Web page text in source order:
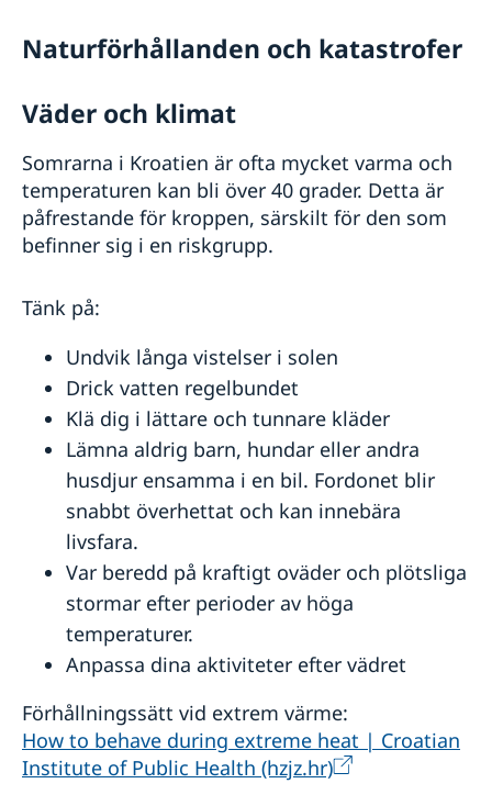
Naturförhållanden och katastrofer
Väder och klimat
Somrarna i Kroatien är ofta mycket varma och
temperaturen kan bli över 40 grader. Detta är
påfrestande för kroppen, särskilt för den som
befinner sig i en riskgrupp.
Tänk på:
Undvik långa vistelser i solen
Drick vatten regelbundet
Klä dig i lättare och tunnare kläder
Lämna aldrig barn, hundar eller andra
husdjur ensamma i en bil. Fordonet blir
snabbt överhettat och kan innebära
livsfara.
Var beredd på kraftigt oväder och plötsliga
stormar efter perioder av höga
temperaturer.
Anpassa dina aktiviteter efter vädret
Förhållningssätt vid extrem värme:
How to behave during extreme heat | Croatian
Institute of Public Health (hzjz.hr)